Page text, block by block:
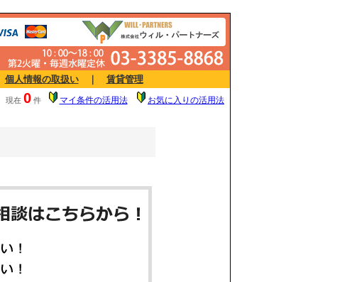
個人情報の取扱い｜ 賃貸管理
現在 0 件 マイ条件の活用法 お気に入りの活用法